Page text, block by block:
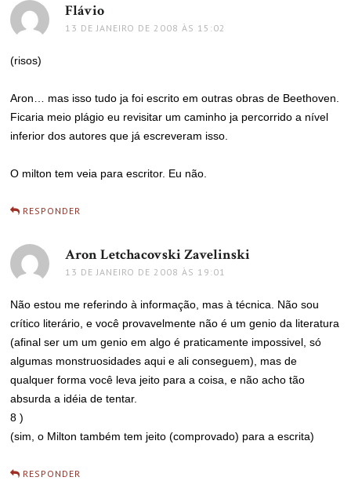
Flávio
13 DE JANEIRO DE 2008 ÀS 15:02
(risos)
Aron… mas isso tudo ja foi escrito em outras obras de Beethoven.
Ficaria meio plágio eu revisitar um caminho ja percorrido a nível
inferior dos autores que já escreveram isso.
O milton tem veia para escritor. Eu não.
RESPONDER
Aron Letchacovski Zavelinski
13 DE JANEIRO DE 2008 ÀS 19:01
Não estou me referindo à informação, mas à técnica. Não sou
crítico literário, e você provavelmente não é um genio da literatura
(afinal ser um um genio em algo é praticamente impossivel, só
algumas monstruosidades aqui e ali conseguem), mas de
qualquer forma você leva jeito para a coisa, e não acho tão
absurda a idéia de tentar.
8 )
(sim, o Milton também tem jeito (comprovado) para a escrita)
RESPONDER